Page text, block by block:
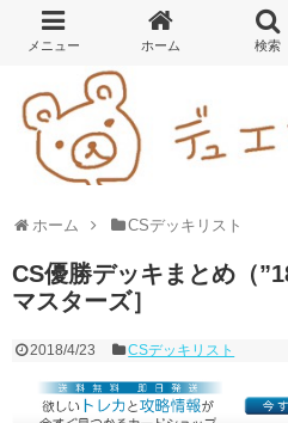
ホーム CSデッキリスト
CS優勝デッキまとめ（
マスターズ］
2018/4/23 CSデッキリスト